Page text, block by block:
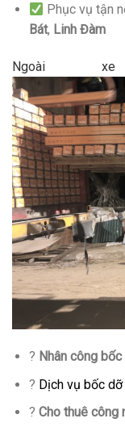
Phục vụ tận
Bát, Linh Đàm
Ngoài
? Nhân công bốc
? Dịch vụ bốc
? Cho thuê công